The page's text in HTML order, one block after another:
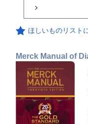
ほしいものリスト
Merck Manual of